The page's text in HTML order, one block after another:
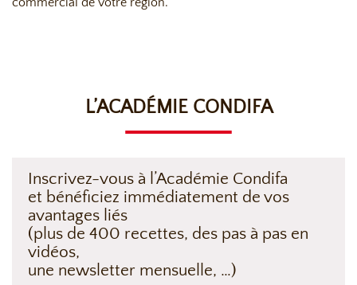
L’ACADÉMIE CONDIFA
Inscrivez-vous à l’Académie Condifa
et bénéficiez immédiatement de vos
avantages liés
(plus de 400 recettes, des pas à pas en
vidéos,
une newsletter mensuelle, …)